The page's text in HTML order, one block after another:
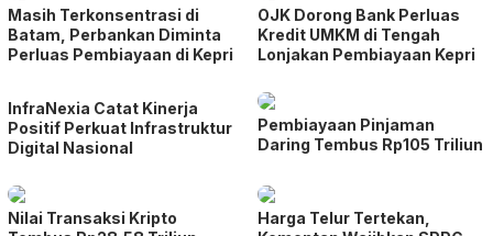
Masih Terkonsentrasi di
Batam, Perbankan Diminta
Perluas Pembiayaan di Kepri
OJK Dorong Bank Perluas
Kredit UMKM di Tengah
Lonjakan Pembiayaan Kepri
InfraNexia Catat Kinerja
Positif Perkuat Infrastruktur
Digital Nasional
Pembiayaan Pinjaman
Daring Tembus Rp105 Triliun
Nilai Transaksi Kripto
Harga Telur Tertekan,